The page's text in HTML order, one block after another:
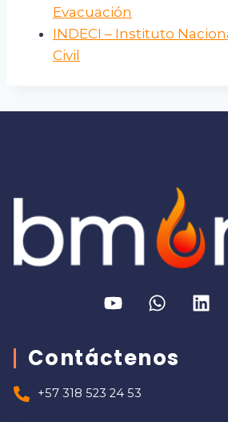
Evacuación
INDECI – Instituto
Civil
Contáctenos
+57 318 523 24 53